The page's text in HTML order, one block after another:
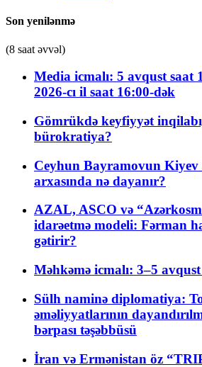
Son yenilənmə
(8 saat əvvəl)
Media icmalı: 5 avqust saat
2026-cı il saat 16:00-dək
Gömrükdə keyfiyyət
bürokratiya?
Ceyhun Bayramovun Kiyev
arxasında nə dayanır?
AZAL, ASCO və
idarəetmə modeli: Fərman
gətirir?
Məhkəmə icmalı: 3–5 avqust
Sülh naminə diplomatiya:
əməliyyatlarının
bərpası təşəbbüsü
İran və Ermənistan öz